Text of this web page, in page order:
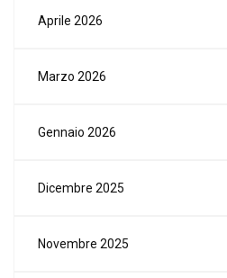
Aprile 2026
Marzo 2026
Gennaio 2026
Dicembre 2025
Novembre 2025